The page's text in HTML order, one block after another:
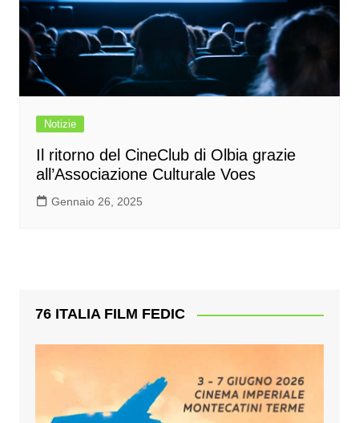
Notizie
Il ritorno del CineClub di Olbia grazie
all’Associazione Culturale Voes
Gennaio 26, 2025
76 ITALIA FILM FEDIC